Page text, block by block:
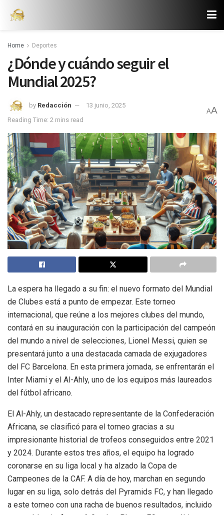
Home Deportes
¿Dónde y cuándo seguir el
Mundial 2025?
by Redacción
13 junio, 2025
Reading Time: 2 mins read
AA
La espera ha llegado a su fin: el nuevo formato del Mundial
de Clubes está a punto de empezar. Este torneo
internacional, que reúne a los mejores clubes del mundo,
contará en su inauguración con la participación del campeón
del mundo a nivel de selecciones, Lionel Messi, quien se
presentará junto a una destacada camada de exjugadores
del FC Barcelona. En esta primera jornada, se enfrentarán el
Inter Miami y el Al-Ahly, uno de los equipos más laureados
del fútbol africano.
El Al-Ahly, un destacado representante de la Confederación
Africana, se clasificó para el torneo gracias a su
impresionante historial de trofeos conseguidos entre 2021
y 2024. Durante estos tres años, el equipo ha logrado
coronarse en su liga local y ha alzado la Copa de
Campeones de la CAF. A día de hoy, marchan en segundo
lugar en su liga, solo detrás del Pyramids FC, y han llegado
a este torneo con una racha de buenos resultados, incluido